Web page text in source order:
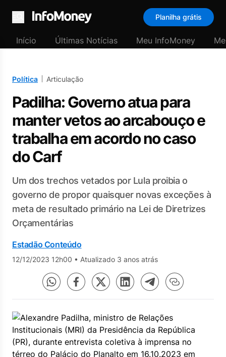
Menu
Planilha grátis
Início Últimas Notícias Meu InfoMoney
Política Articulação
Padilha: Governo atua para
manter vetos ao arcabouço e
trabalha em acordo no caso
do Carf
Um dos trechos vetados por Lula proibia o
governo de propor quaisquer novas exceções à
meta de resultado primário na Lei de Diretrizes
Orçamentárias
Estadão Conteúdo
12/12/2023 12h00 • Atualizado 3 anos atrás